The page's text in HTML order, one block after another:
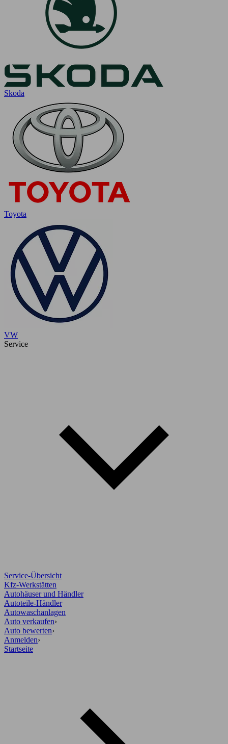
Skoda
Toyota
VW
Service
Service-Übersicht
Kfz-Werkstätten
Autohäuser und Händler
Autoteile-Händler
Autowaschanlagen
Auto verkaufen›
Auto bewerten›
Anmelden›
Startseite